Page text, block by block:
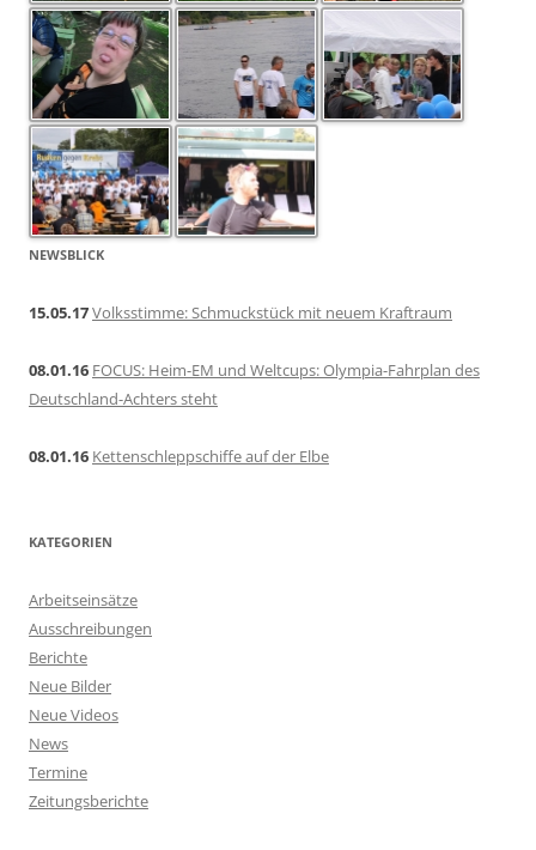
NEWSBLICK
15.05.17Volksstimme: Schmuckstück mit neuem Kraftraum
08.01.16 FOCUS: Heim-EM und Weltcups: Olympia-Fahrplan des
Deutschland-Achters steht
08.01.16 Kettenschleppschiffe auf der Elbe
KATEGORIEN
Arbeitseinsätze
Ausschreibungen
Berichte
Neue Bilder
Neue Videos
News
Termine
Zeitungsberichte